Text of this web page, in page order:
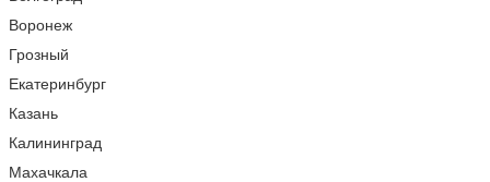
Воронеж
Грозный
Екатеринбург
Казань
Калининград
Махачкала